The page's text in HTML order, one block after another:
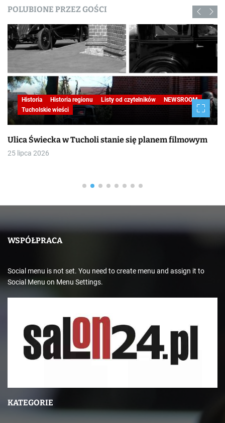
POLUBIONE PRZEZ GOŚCI
Historia Historia regionu Listy od czytelników
NEWSROOM
Tucholskie wieści
Ulica Świecka w Tucholi stanie się planem filmowym
25 lipca 2026
WSPÓŁPRACA
Social menu is not set. You need to create menu and assign it to
Social Menu on Menu Settings.
KATEGORIE